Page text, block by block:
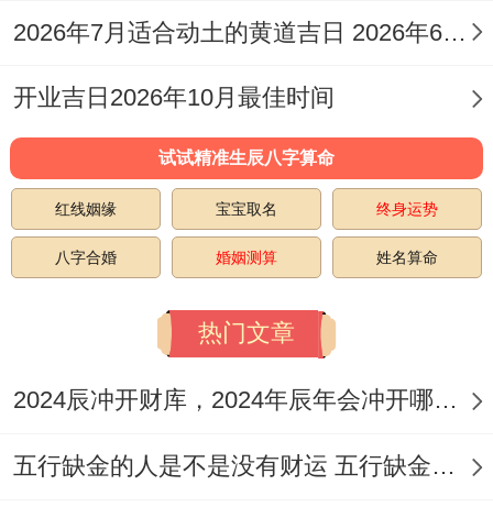
要盯紧配偶星和婚姻宫这两样。
男的就看财星，女的就看官星或者杀星。
婚姻宫就在日个位置，得把配偶星和婚姻宫
搁一块儿琢磨。通常用三合、六盒、五合来
判断结婚时间，也有拿冲刑来说事的。要是
配偶星的地支能跟婚姻宫合成三合、六盒或
者五合，那基本就是结婚的年份。
头五行相生，夫妻日子过得和和美美；要是
2026年7月适合动土的黄道吉日 2026年6月动土的黄道吉日
开业吉日2026年10月最佳时间
试试精准生辰八字算命
红线姻缘 宝宝取名 终身运势
八字合婚 婚姻测算 姓名算命
热门文章
2024辰冲开财库，2024年辰年会冲开哪些人的财库
五行缺金的人是不是没有财运 五行缺金的人命运好不好